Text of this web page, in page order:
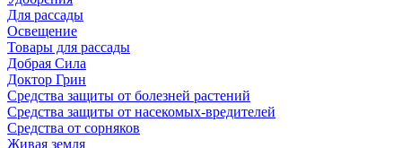
Для рассады
Освещение
Товары для рассады
Добрая Сила
Доктор Грин
Средства защиты от болезней растений
Средства защиты от насекомых-вредителей
Средства от сорняков
Живая земля